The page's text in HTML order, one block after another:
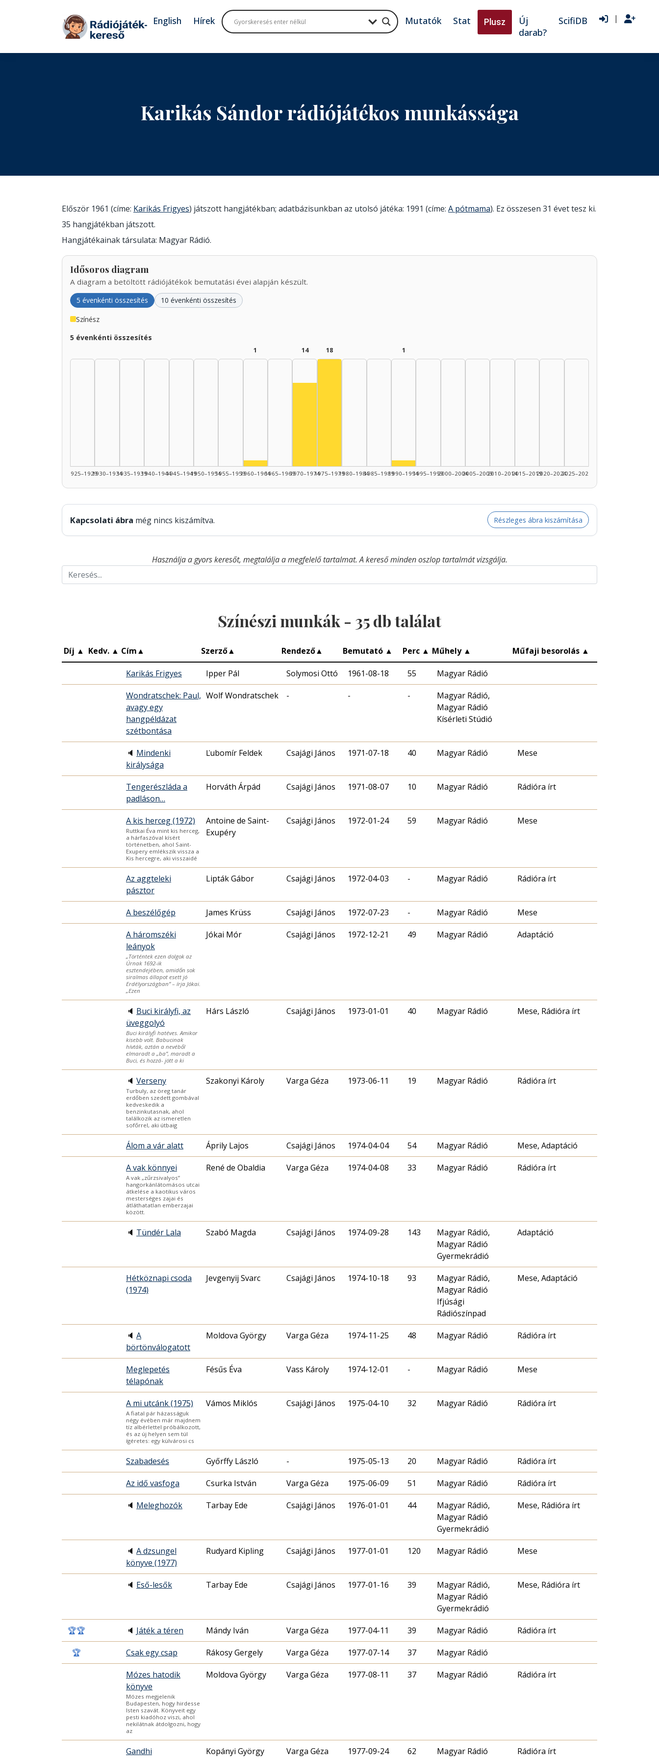
Tovább a tartalomhoz
English Hírek Mutatók Stat Plusz
Új
darab?
ScifiDB |
Karikás Sándor rádiójátékos munkássága
Először 1961 (címe: Karikás Frigyes) játszott hangjátékban; adatbázisunkban az utolsó játéka: 1991 (címe: A pótmama). Ez összesen 31 évet tesz ki.
35 hangjátékban játszott.
Hangjátékainak társulata: Magyar Rádió.
Idősoros diagram
A diagram a betöltött rádiójátékok bemutatási évei alapján készült.
5 évenkénti összesítés 10 évenkénti összesítés
Színész
5 évenkénti összesítés
1925–19291930–19341935–19391940–19441945–19491950–19541955–1959
1
Színész, 1960–1964: 1
1960–19641965–1969
14
1970–1974
18
1975–19791980–19841985–1989
1
Színész, 1990–1994: 1
1990–19941995–19992000–20042005–20092010–20142015–20192020–20242025–2026
Kapcsolati ábra még nincs kiszámítva. Részleges ábra kiszámítása
Használja a gyors keresőt, megtalálja a megfelelő tartalmat. A kereső minden oszlop tartalmát vizsgálja.
Színészi munkák - 35db találat
Díj ▲ Kedv. ▲ Cím▲ Szerző▲ Rendező▲ Bemutató ▲ Perc ▲ Műhely ▲ Műfaji besorolás ▲
Karikás Frigyes Ipper Pál Solymosi Ottó 1961-08-18 55 Magyar Rádió
Wondratschek: Paul,
avagy egy
hangpéldázat
szétbontása
Wolf Wondratschek - - -
Magyar Rádió,
Magyar Rádió
Kísérleti Stúdió
🔈 Mindenki
királysága
Ľubomír Feldek Csajági János 1971-07-18 40 Magyar Rádió Mese
Tengerészláda a
padláson…
Horváth Árpád Csajági János 1971-08-07 10 Magyar Rádió Rádióra írt
A kis herceg (1972)
Ruttkai Éva mint kis herceg,
a hárfaszóval kísért
történetben, ahol Saint-
Exupery emlékszik vissza a
Kis hercegre, aki visszaidé
Antoine de Saint-
Exupéry
Csajági János 1972-01-24 59 Magyar Rádió Mese
Az aggteleki
pásztor
Lipták Gábor Csajági János 1972-04-03 - Magyar Rádió Rádióra írt
A beszélőgép James Krüss Csajági János 1972-07-23 - Magyar Rádió Mese
A háromszéki
leányok
„Történtek ezen dolgok az
Úrnak 1692-ik
esztendejében, amidőn sok
siralmas állapot esett jó
Erdélyországban” – írja Jókai.
„Ezen
Jókai Mór Csajági János 1972-12-21 49 Magyar Rádió Adaptáció
🔈 Buci királyfi, az
üveggolyó
Buci királyfi hatéves. Amikor
kisebb volt. Babucinak
hívták, aztán a nevéből
elmaradt a „ba”, maradt a
Buci, és hozzá- jött a ki
Hárs László Csajági János 1973-01-01 40 Magyar Rádió Mese, Rádióra írt
🔈 Verseny
Turbuly, az öreg tanár
erdőben szedett gombával
kedveskedik a
benzinkutasnak, ahol
találkozik az ismeretlen
sofőrrel, aki útbaig
Szakonyi Károly Varga Géza 1973-06-11 19 Magyar Rádió Rádióra írt
Álom a vár alatt Áprily Lajos Csajági János 1974-04-04 54 Magyar Rádió Mese, Adaptáció
A vak könnyei
A vak „zűrzsivalyos”
hangorkánlátomásos utcai
átkelése a kaotikus város
mesterséges zajai és
átláthatatlan emberzajai
között.
René de Obaldia Varga Géza 1974-04-08 33 Magyar Rádió Rádióra írt
🔈 Tündér Lala Szabó Magda Csajági János 1974-09-28 143
Magyar Rádió,
Magyar Rádió
Gyermekrádió
Adaptáció
Hétköznapi csoda
(1974)
Jevgenyij Svarc Csajági János 1974-10-18 93
Magyar Rádió,
Magyar Rádió
Ifjúsági
Rádiószínpad
Mese, Adaptáció
🔈 A
börtönválogatott
Moldova György Varga Géza 1974-11-25 48 Magyar Rádió Rádióra írt
Meglepetés
télapónak
Fésűs Éva Vass Károly 1974-12-01 - Magyar Rádió Mese
A mi utcánk (1975)
A fiatal pár házasságuk
négy évében már majdnem
tíz albérlettel próbálkozott,
és az új helyen sem túl
ígéretes: egy külvárosi cs
Vámos Miklós Csajági János 1975-04-10 32 Magyar Rádió Rádióra írt
Szabadesés Győrffy László - 1975-05-13 20 Magyar Rádió Rádióra írt
Az idő vasfoga Csurka István Varga Géza 1975-06-09 51 Magyar Rádió Rádióra írt
🔈 Meleghozók Tarbay Ede Csajági János 1976-01-01 44
Magyar Rádió,
Magyar Rádió
Gyermekrádió
Mese, Rádióra írt
🔈 A dzsungel
könyve (1977)
Rudyard Kipling Csajági János 1977-01-01 120 Magyar Rádió Mese
🔈 Eső-lesők Tarbay Ede Csajági János 1977-01-16 39
Magyar Rádió,
Magyar Rádió
Gyermekrádió
Mese, Rádióra írt
🏆🏆 🔈 Játék a téren Mándy Iván Varga Géza 1977-04-11 39 Magyar Rádió Rádióra írt
🏆 Csak egy csap Rákosy Gergely Varga Géza 1977-07-14 37 Magyar Rádió
Mózes hatodik
könyve
Mózes megjelenik
Budapesten, hogy hirdesse
Isten szavát. Könyveit egy
pesti kiadóhoz viszi, ahol
nekilátnak átdolgozni, hogy
az
Moldova György Varga Géza 1977-08-11 37 Magyar Rádió Rádióra írt
Gandhi Kopányi György Varga Géza 1977-09-24 62 Magyar Rádió Rádióra írt